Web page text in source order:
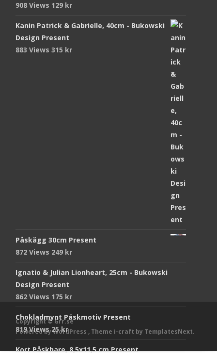
908 Views 129 kr
Kanin Patrick & Gabrielle, 40cm - Bukowski
Design Present
883 Views 315 kr
Påskägg 30cm Present
872 Views 249 kr
Ignatio & Julian Lionheart, 25cm - Bukowski
Design Present
862 Views 175 kr
Chokladmynt Påskmotiv Present
819 Views25kr
Kort Påskhare, 8,5x11,5 cm Present
Copyright © Grr.se
Powered by WordPress , Theme i-craft by TemplatesNext.